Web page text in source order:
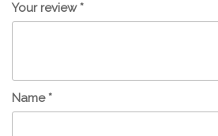
Your review*
Name*